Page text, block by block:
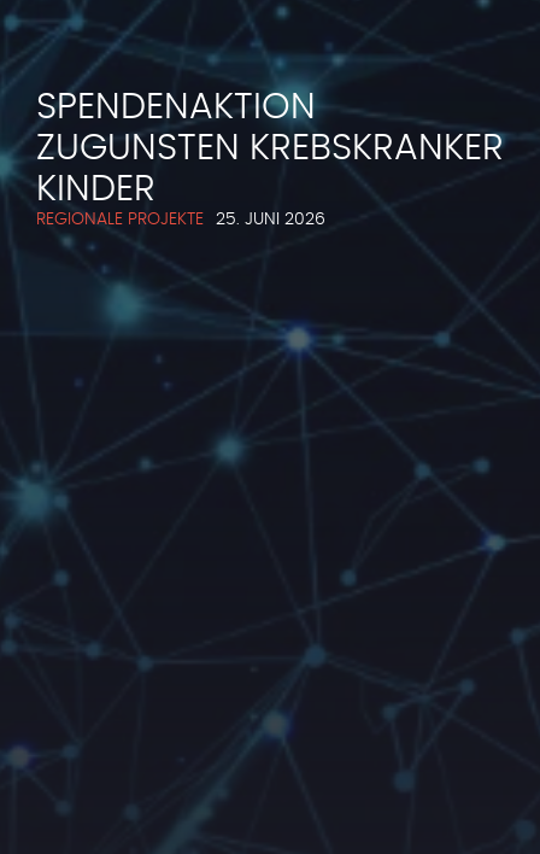
SPENDENAKTION
ZUGUNSTEN KREBSKRANKER
KINDER
REGIONALE PROJEKTE 25. JUNI 2026